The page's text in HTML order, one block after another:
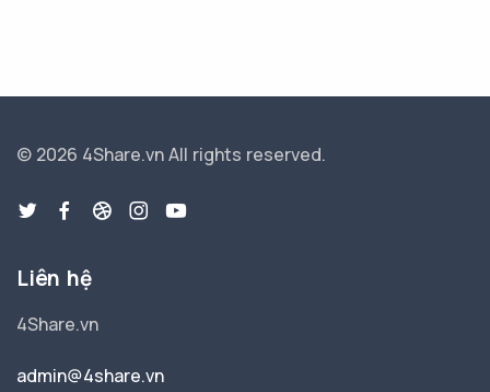
© 2026 4Share.vnAll rights reserved.
Liên hệ
4Share.vn
admin@4share.vn